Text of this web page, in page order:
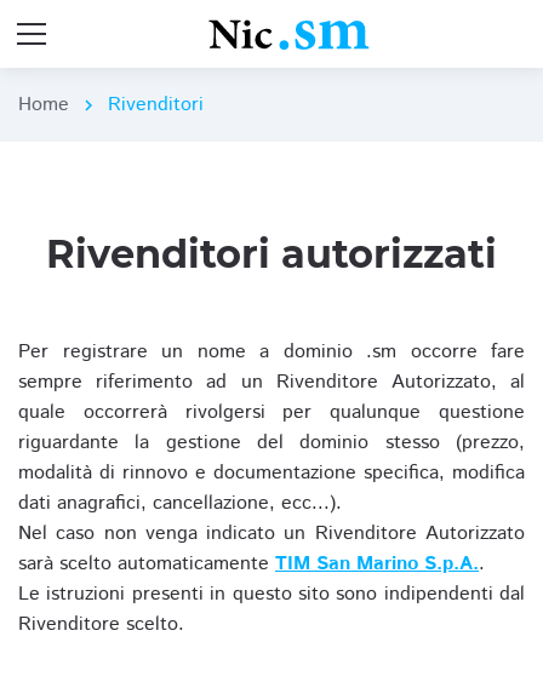
Home chevron_right Rivenditori
Rivenditori autorizzati
Per registrare un nome a dominio .sm occorre fare
sempre riferimento ad un Rivenditore Autorizzato, al
quale occorrerà rivolgersi per qualunque questione
riguardante la gestione del dominio stesso (prezzo,
modalità di rinnovo e documentazione specifica, modifica
dati anagrafici, cancellazione, ecc...).
Nel caso non venga indicato un Rivenditore Autorizzato
sarà scelto automaticamente TIM San Marino S.p.A..
Le istruzioni presenti in questo sito sono indipendenti dal
Rivenditore scelto.